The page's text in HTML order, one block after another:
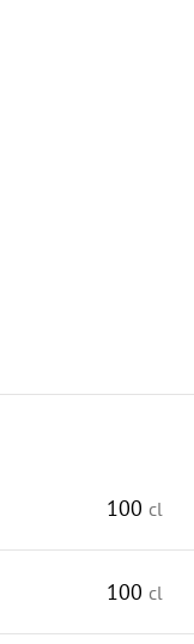
100 cl
100 cl